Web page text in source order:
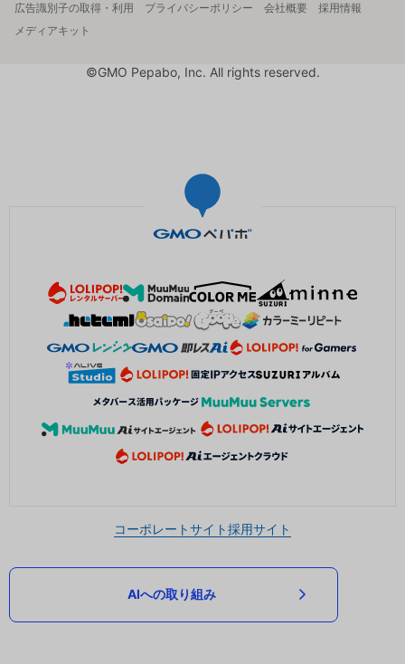
広告識別子の取得・利用
プライバシーポリシー 会社概要
採用情報
メディアキット
©GMO Pepabo, Inc. All rights reserved.
コーポレートサイト採用サイト
AIへの取り組み